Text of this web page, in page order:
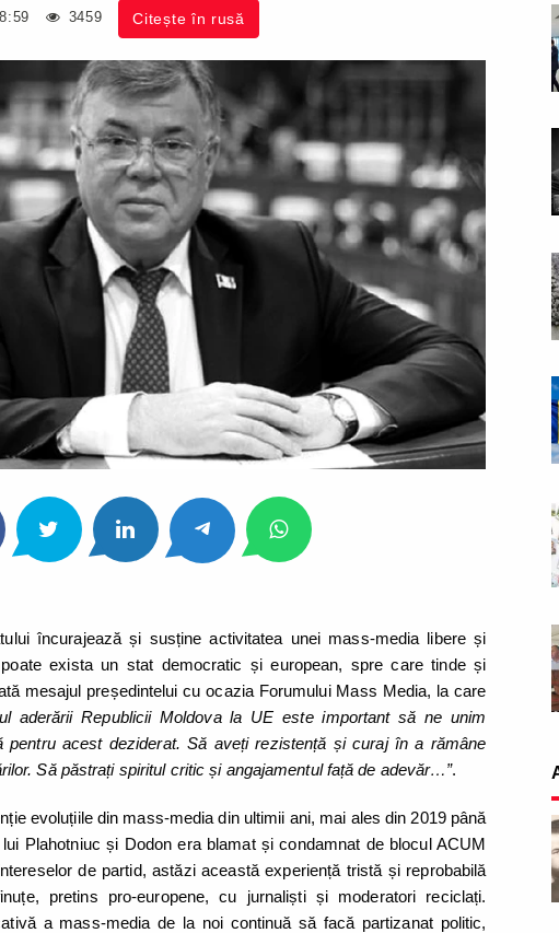
3459 Citește în rusă
încurajează și susține activitatea unei mass-media libere și
exista un stat democratic și european, spre care tinde și
mesajul președintelui cu ocazia Forumului Mass Media, la care
aderării Republicii Moldova la UE este important să ne unim
pentru acest deziderat. Să aveți rezistență și curaj în a rămâne
Să păstrați spiritul critic și angajamentul față de adevăr…”.
evoluțiile din mass-media din ultimii ani, mai ales din 2019 până
Plahotniuc și Dodon era blamat și condamnat de blocul ACUM
de partid, astăzi această experiență tristă și reprobabilă
pretins pro-europene, cu jurnaliști și moderatori reciclați.
a mass-media de la noi continuă să facă partizanat politic,